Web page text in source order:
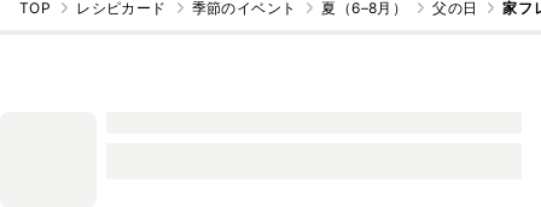
TOP レシピカード 季節のイベント 夏（6–8月） 父の日 家フ